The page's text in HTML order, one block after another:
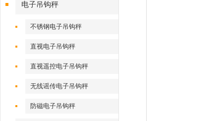
电子吊钩秤
不锈钢电子吊钩秤
直视电子吊钩秤
直视遥控电子吊钩秤
无线谣传电子吊钩秤
防磁电子吊钩秤